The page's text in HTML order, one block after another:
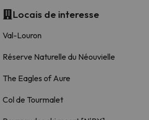
Locais de interesse
Val-Louron
Réserve Naturelle du Néouvielle
The Eagles of Aure
Col de Tourmalet